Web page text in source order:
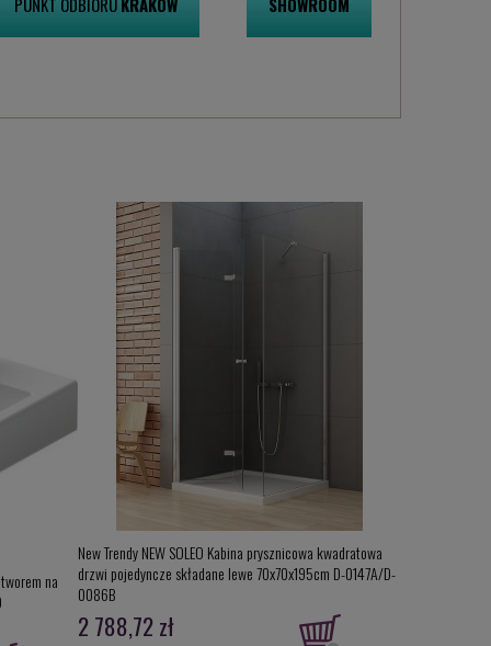
na
New Trendy NEW SOLEO Kabina prysznicowa kwadratowa
drzwi pojedyncze składane lewe 70x70x195cm D-0147A/D-
0086B
2 788,72 zł